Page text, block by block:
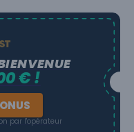
€ !
par l'opérateur